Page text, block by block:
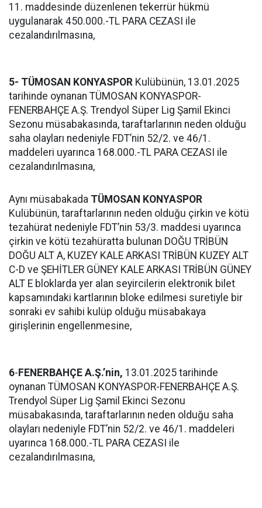
11. maddesinde düzenlenen tekerrür hükmü
uygulanarak 450.000.-TL PARA CEZASI ile
cezalandırılmasına,
5- TÜMOSAN KONYASPOR Kulübünün, 13.01.2025
tarihinde oynanan TÜMOSAN KONYASPOR-
FENERBAHÇE A.Ş. Trendyol Süper Lig Şamil Ekinci
Sezonu müsabakasında, taraftarlarının neden olduğu
saha olayları nedeniyle FDT’nin 52/2. ve 46/1.
maddeleri uyarınca 168.000.-TL PARA CEZASI ile
cezalandırılmasına,
Aynı müsabakada TÜMOSAN KONYASPOR
Kulübünün, taraftarlarının neden olduğu çirkin ve kötü
tezahürat nedeniyle FDT’nin 53/3. maddesi uyarınca
çirkin ve kötü tezahüratta bulunan DOĞU TRİBÜN
DOĞU ALT A, KUZEY KALE ARKASI TRİBÜN KUZEY ALT
C-D ve ŞEHİTLER GÜNEY KALE ARKASI TRİBÜN GÜNEY
ALT E bloklarda yer alan seyircilerin elektronik bilet
kapsamındaki kartlarının bloke edilmesi suretiyle bir
sonraki ev sahibi kulüp olduğu müsabakaya
girişlerinin engellenmesine,
6- FENERBAHÇE A.Ş.’nin, 13.01.2025 tarihinde
oynanan TÜMOSAN KONYASPOR-FENERBAHÇE A.Ş.
Trendyol Süper Lig Şamil Ekinci Sezonu
müsabakasında, taraftarlarının neden olduğu saha
olayları nedeniyle FDT’nin 52/2. ve 46/1. maddeleri
uyarınca 168.000.-TL PARA CEZASI ile
cezalandırılmasına,